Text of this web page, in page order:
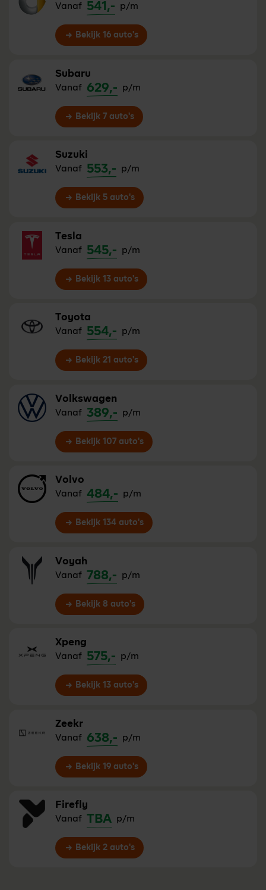
Vanaf 541,- p/m
Bekijk 16 auto's
Subaru
Vanaf 629,- p/m
Bekijk 7 auto's
Suzuki
Vanaf 553,- p/m
Bekijk 5 auto's
Tesla
Vanaf 545,- p/m
Bekijk 13 auto's
Toyota
Vanaf 554,- p/m
Bekijk 21 auto's
Volkswagen
Vanaf 389,- p/m
Bekijk 107 auto's
Volvo
Vanaf 484,- p/m
Bekijk 134 auto's
Voyah
Vanaf 788,- p/m
Bekijk 8 auto's
Xpeng
Vanaf 575,- p/m
Bekijk 13 auto's
Zeekr
Vanaf 638,- p/m
Bekijk 19 auto's
Firefly
Vanaf TBA p/m
Bekijk 2 auto's